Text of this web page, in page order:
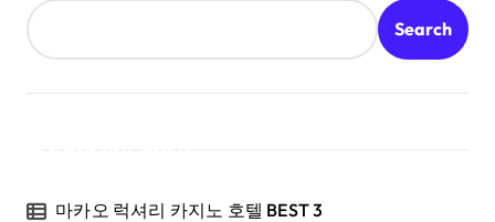
Search
마카오 럭셔리 카지노 호텔 BEST 3